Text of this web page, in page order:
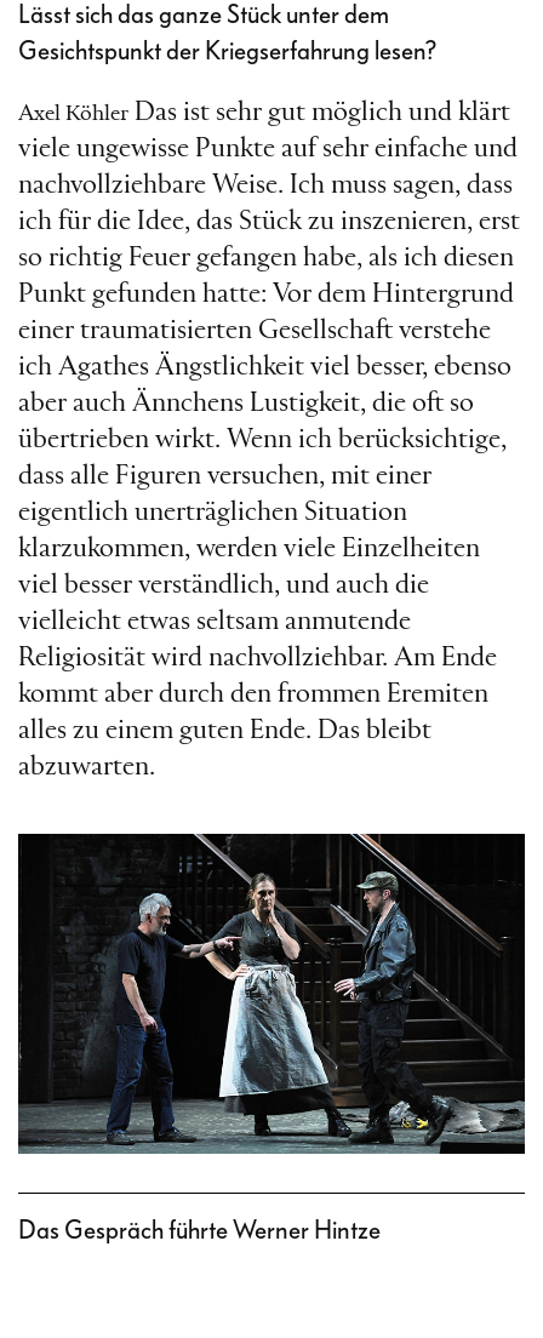
Lässt sich das ganze Stück unter dem
Gesichtspunkt der Kriegserfahrung lesen?
Axel Köhler Das ist sehr gut möglich und klärt
viele ungewisse Punkte auf sehr einfache und
nachvollziehbare Weise. Ich muss sagen, dass
ich für die Idee, das Stück zu inszenieren, erst
so richtig Feuer gefangen habe, als ich diesen
Punkt gefunden hatte: Vor dem Hintergrund
einer traumatisierten Gesellschaft verstehe
ich Agathes Ängstlichkeit viel besser, ebenso
aber auch Ännchens Lustigkeit, die oft so
übertrieben wirkt. Wenn ich berücksichtige,
dass alle Figuren versuchen, mit einer
eigentlich unerträglichen Situation
klarzukommen, werden viele Einzelheiten
viel besser verständlich, und auch die
vielleicht etwas seltsam anmutende
Religiosität wird nachvollziehbar. Am Ende
kommt aber durch den frommen Eremiten
alles zu einem guten Ende. Das bleibt
abzuwarten.
Das Gespräch führte Werner Hintze